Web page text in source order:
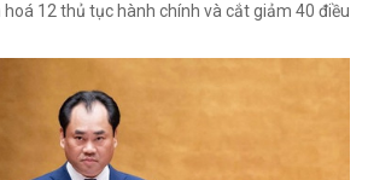
hoá 12 thủ tục hành chính và cắt giảm 40 điều